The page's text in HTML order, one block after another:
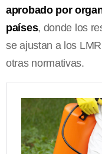
aprobado por
países, donde los
se ajustan a los
otras normativas.